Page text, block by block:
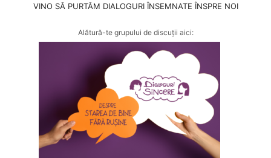
VINO SĂ PURTĂM DIALOGURI ÎNSEMNATE ÎNSPRE NOI
Alătură-te grupului de discuții aici: